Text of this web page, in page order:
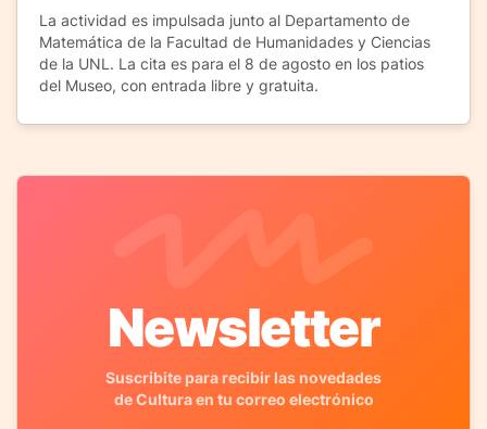
La actividad es impulsada junto al Departamento de
Matemática de la Facultad de Humanidades y Ciencias
de la UNL. La cita es para el 8 de agosto en los patios
del Museo, con entrada libre y gratuita.
Newsletter
Suscribite para recibir las novedades
de Cultura en tu correo electrónico